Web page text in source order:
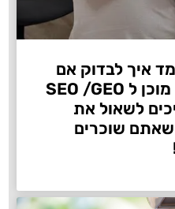
איך לבדוק אם
העסק שלכם מוכן ל SEO /GEO
לשאול את
שוכרים